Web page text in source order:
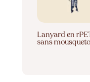
Lanyard en
sans